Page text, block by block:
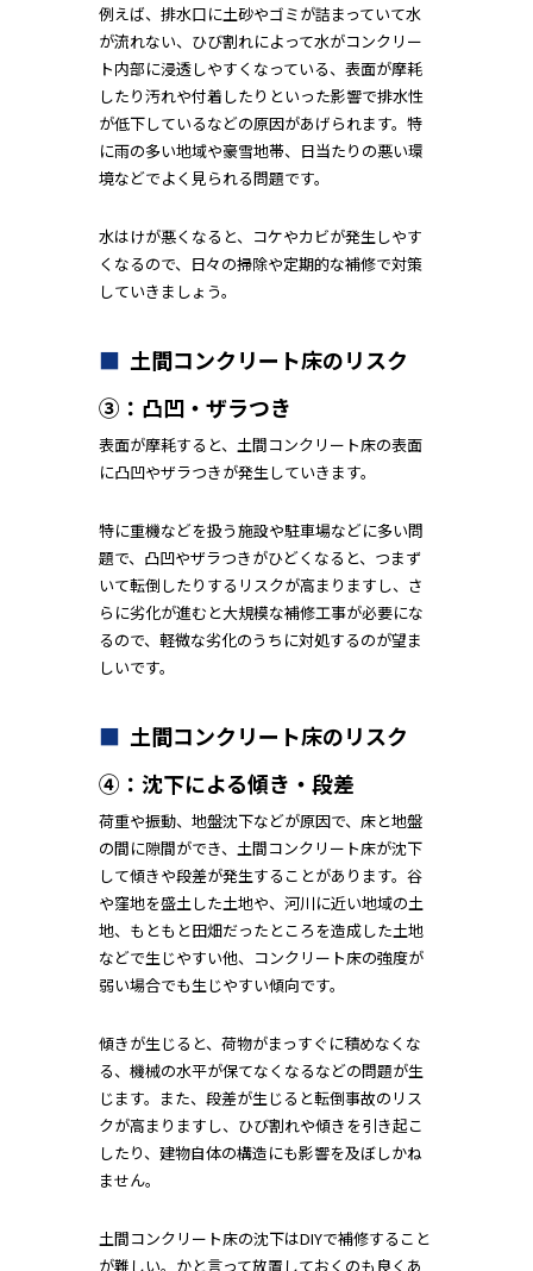
例えば、排水口に土砂やゴミが詰まっていて水
が流れない、ひび割れによって水がコンクリー
ト内部に浸透しやすくなっている、表面が摩耗
したり汚れや付着したりといった影響で排水性
が低下しているなどの原因があげられます。特
に雨の多い地域や豪雪地帯、日当たりの悪い環
境などでよく見られる問題です。
水はけが悪くなると、コケやカビが発生しやす
くなるので、日々の掃除や定期的な補修で対策
していきましょう。
土間コンクリート床のリスク
③：凸凹・ザラつき
表面が摩耗すると、土間コンクリート床の表面
に凸凹やザラつきが発生していきます。
特に重機などを扱う施設や駐車場などに多い問
題で、凸凹やザラつきがひどくなると、つまず
いて転倒したりするリスクが高まりますし、さ
らに劣化が進むと大規模な補修工事が必要にな
るので、軽微な劣化のうちに対処するのが望ま
しいです。
土間コンクリート床のリスク
④：沈下による傾き・段差
荷重や振動、地盤沈下などが原因で、床と地盤
の間に隙間ができ、土間コンクリート床が沈下
して傾きや段差が発生することがあります。谷
や窪地を盛土した土地や、河川に近い地域の土
地、もともと田畑だったところを造成した土地
などで生じやすい他、コンクリート床の強度が
弱い場合でも生じやすい傾向です。
傾きが生じると、荷物がまっすぐに積めなくな
る、機械の水平が保てなくなるなどの問題が生
じます。また、段差が生じると転倒事故のリス
クが高まりますし、ひび割れや傾きを引き起こ
したり、建物自体の構造にも影響を及ぼしかね
ません。
土間コンクリート床の沈下はDIYで補修すること
が難しい。かと言って放置しておくのも良くあ